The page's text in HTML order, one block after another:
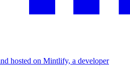
hosted on Mintlify, a developer